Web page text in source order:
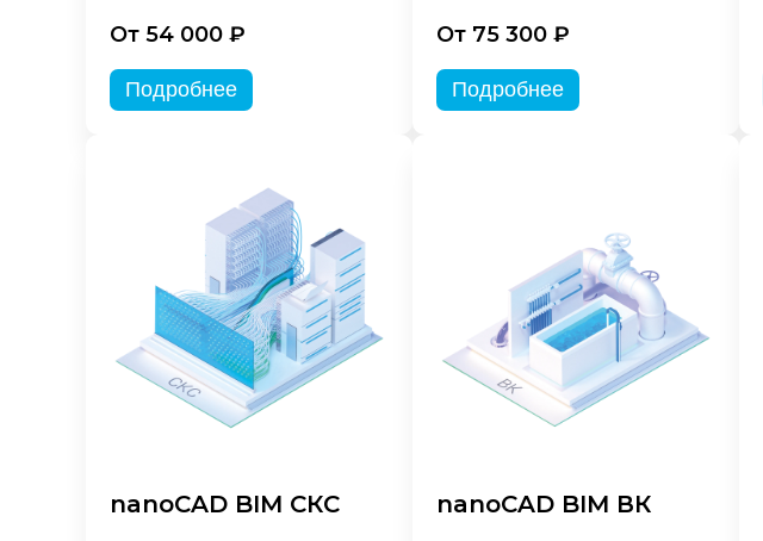
От 54 000 ₽
Подробнее
От 75 300 ₽
Подробнее
nanoCAD BIM СКС nanoCAD BIM ВК